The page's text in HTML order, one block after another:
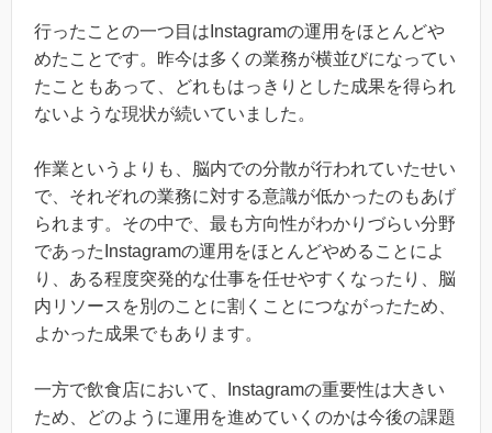
行ったことの一つ目はInstagramの運用をほとんどや
めたことです。昨今は多くの業務が横並びになってい
たこともあって、どれもはっきりとした成果を得られ
ないような現状が続いていました。
作業というよりも、脳内での分散が行われていたせい
で、それぞれの業務に対する意識が低かったのもあげ
られます。その中で、最も方向性がわかりづらい分野
であったInstagramの運用をほとんどやめることによ
り、ある程度突発的な仕事を任せやすくなったり、脳
内リソースを別のことに割くことにつながったため、
よかった成果でもあります。
一方で飲食店において、Instagramの重要性は大きい
ため、どのように運用を進めていくのかは今後の課題